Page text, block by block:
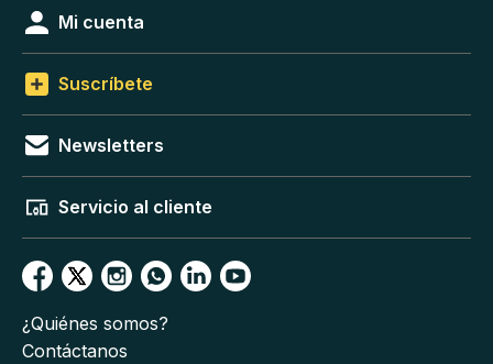
Mi cuenta
Suscríbete
Newsletters
Servicio al cliente
¿Quiénes somos?
Contáctanos